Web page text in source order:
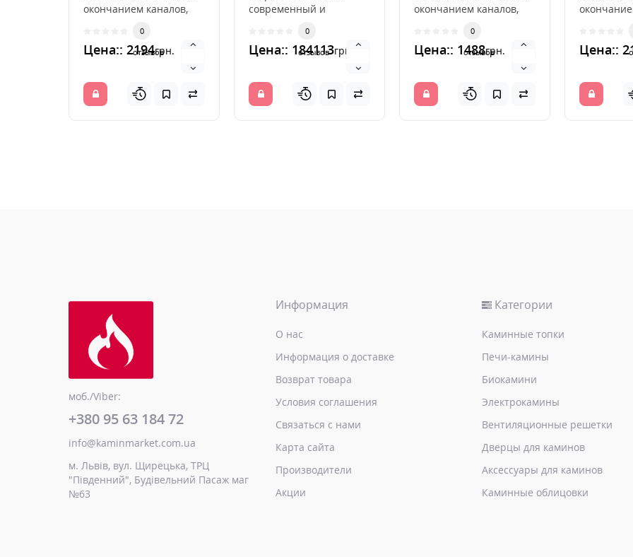
окончанием каналов,
горячий воздух из
камина. ..
0
отзывов
Цена:: 2194грн.
современный и
Благодаря разумно
разработанной каме..
0
отзывов
Цена:: 184113грн.
окончанием каналов,
горячий воздух из
камина. ..
0
отзывов
Цена:: 1488грн.
горячий
камина. ..
Цена::
моб./Viber:
+380 95 63 184 72
info@kaminmarket.com.ua
м. Львів, вул. Щирецька, ТРЦ
"Південний", Будівельний Пасаж маг
№63
Информация
О нас
Информация о доставке
Возврат товара
Условия соглашения
Связаться с нами
Карта сайта
Производители
Акции
Категории
Каминные топки
Печи-камины
Биокамини
Электрокамины
Вентиляционные решетки
Дверцы для каминов
Аксессуары для каминов
Каминные облицовки